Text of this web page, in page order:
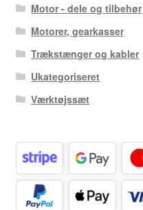
Motor - dele og tilbehør
Motorer, gearkasser
Trækstænger og kabler
Ukategoriseret
Værktøjssæt